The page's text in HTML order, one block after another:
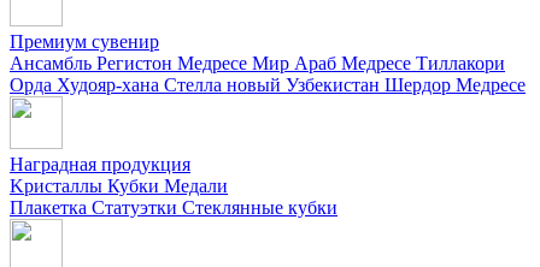
Премиум сувенир
Ансамбль Регистон Медресе Мир Араб Медресе Тиллакори
Орда Худояр-хана Стелла новый Узбекистан Шердор Медресе
Наградная продукция
Kристаллы Кубки Медали
Плакетка Статуэтки Стеклянные кубки